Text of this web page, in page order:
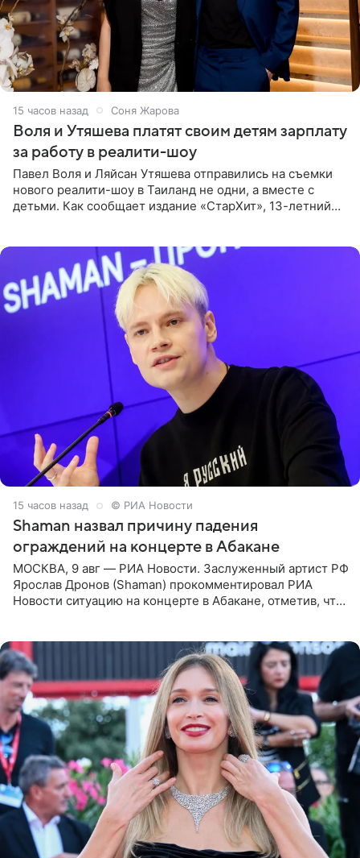
15 часов назад Соня Жарова
Воля и Утяшева платят своим детям зарплату
за работу в реалити-шоу
Павел Воля и Ляйсан Утяшева отправились на съемки
нового реалити-шоу в Таиланд не одни, а вместе с
детьми. Как сообщает издание «СтарХит», 13-летний
15 часов назад © РИА Новости
Shaman назвал причину падения
ограждений на концерте в Абакане
МОСКВА, 9 авг — РИА Новости. Заслуженный артист РФ
Ярослав Дронов (Shaman) прокомментировал РИА
Новости ситуацию на концерте в Абакане, отметив, что